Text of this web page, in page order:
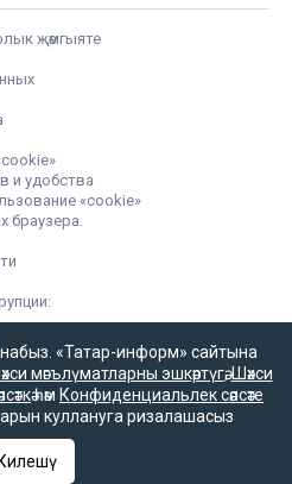
җәмгыяте
и удобства
«cookie»
браузера.
«Татар-информ» сайтына
мәгълүматларны эшкәртүгә,Шәхси
һәм Конфиденциальлек сәясәте
куллануга ризалашасыз
Килешү